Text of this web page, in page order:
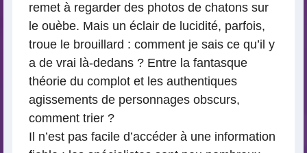
remet à regarder des photos de chatons sur
le ouèbe. Mais un éclair de lucidité, parfois,
troue le brouillard : comment je sais ce qu’il y
a de vrai là-dedans ? Entre la fantasque
théorie du complot et les authentiques
agissements de personnages obscurs,
comment trier ?
Il n’est pas facile d’accéder à une information